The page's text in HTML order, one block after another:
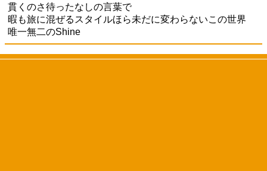
貫くのさ待ったなしの言葉で
暇も旅に混ぜるスタイルほら未だに変わらないこの世界
唯一無二のShine